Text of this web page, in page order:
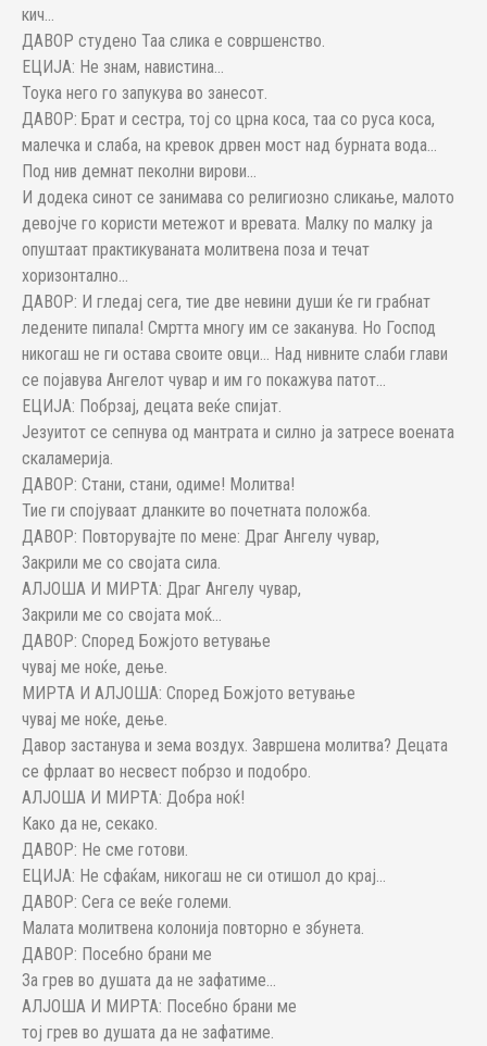
кич…
ДАВОР студено Таа слика е совршенство.
ЕЦИЈА: Не знам, навистина…
Тоука него го запукува во занесот.
ДАВОР: Брат и сестра, тој со црна коса, таа со руса коса,
малечка и слаба, на кревок дрвен мост над бурната вода…
Под нив демнат пеколни вирови…
И додека синот се занимава со религиозно сликање, малото
девојче го користи метежот и вревата. Малку по малку ја
опуштаат практикуваната молитвена поза и течат
хоризонтално…
ДАВОР: И гледај сега, тие две невини души ќе ги грабнат
ледените пипала! Смртта многу им се заканува. Но Господ
никогаш не ги остава своите овци… Над нивните слаби глави
се појавува Ангелот чувар и им го покажува патот…
ЕЦИЈА: Побрзај, децата веќе спијат.
Језуитот се сепнува од мантрата и силно ја затресе воената
скаламерија.
ДАВОР: Стани, стани, одиме! Молитва!
Тие ги спојуваат дланките во почетната положба.
ДАВОР: Повторувајте по мене: Драг Ангелу чувар,
Закрили ме со својата сила.
АЛЈОША И МИРТА: Драг Ангелу чувар,
Закрили ме со својата моќ…
ДАВОР: Според Божјото ветување
чувај ме ноќе, дење.
МИРТА И АЛЈОША: Според Божјото ветување
чувај ме ноќе, дење.
Давор застанува и зема воздух. Завршена молитва? Децата
се фрлаат во несвест побрзо и подобро.
АЛЈОША И МИРТА: Добра ноќ!
Како да не, секако.
ДАВОР: Не сме готови.
ЕЦИЈА: Не сфаќам, никогаш не си отишол до крај…
ДАВОР: Сега се веќе големи.
Малата молитвена колонија повторно е збунета.
ДАВОР: Посебно брани ме
За грев во душата да не зафатиме…
АЛЈОША И МИРТА: Посебно брани ме
тој грев во душата да не зафатиме.